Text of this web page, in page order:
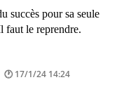
succès pour sa seule
faut le reprendre.
17/1/24 14:24